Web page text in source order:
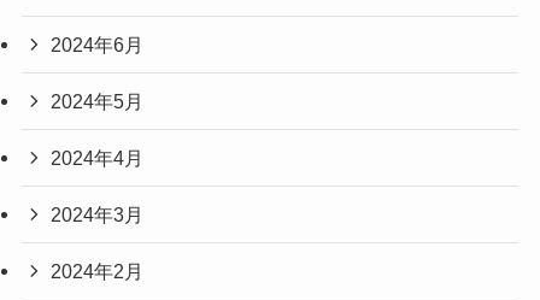
2024年6月
2024年5月
2024年4月
2024年3月
2024年2月